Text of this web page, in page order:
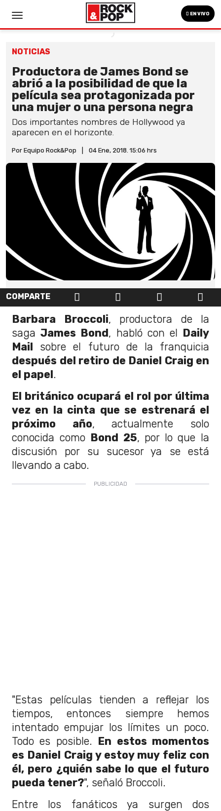
EN VIVO
NOTICIAS
Productora de James Bond se
abrió a la posibilidad de que la
película sea protagonizada por
una mujer o una persona negra
Dos importantes nombres de Hollywood ya
aparecen en el horizonte.
Por Equipo Rock&Pop 04 Ene, 2018. 15:06 hrs
COMPARTE
Barbara Broccoli, productora de la
sagaJames Bond, habló con el Daily
Mail sobre el futuro de la franquicia
después del retiro de Daniel Craig en
el papel.
El británico ocupará el rol por última
vez en la cinta que se estrenará el
próximo año, actualmente solo
conocida como Bond 25, por lo que la
discusión por su sucesor ya se está
llevando a cabo.
"Estas películas tienden a reflejar los
tiempos, entonces siempre hemos
intentado empujar los límites un poco.
Todo es posible. En estos momentos
es Daniel Craig y estoy muy feliz con
él, pero ¿quién sabe lo que el futuro
pueda tener?", señaló Broccoli.
Entre los fanáticos ya surgen dos